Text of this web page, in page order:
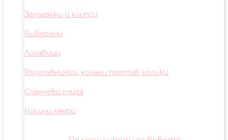
Залъгалки и клипси
Биберони
Лигавици
Възглавнички, колани против колики
Слънчеви очила
Нощни лампи